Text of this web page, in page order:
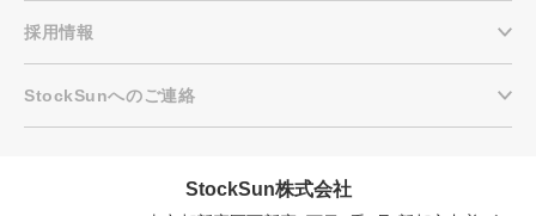
採用情報
StockSunへのご連絡
StockSun株式会社